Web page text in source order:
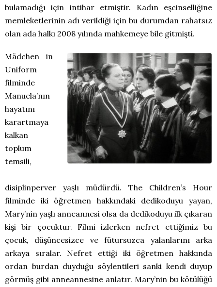
bulamadığı için intihar etmiştir. Kadın eşcinselliğine
memleketlerinin adı verildiği için bu durumdan rahatsız
olan ada halkı 2008 yılında mahkemeye bile gitmişti.
Mädchen in
Uniform
filminde
Manuela’nın
hayatını
karartmaya
kalkan
toplum
temsili,
disiplinperver yaşlı müdürdü. The Children’s Hour
filminde iki öğretmen hakkındaki dedikoduyu yayan,
Mary’nin yaşlı anneannesi olsa da dedikoduyu ilk çıkaran
kişi bir çocuktur. Filmi izlerken nefret ettiğimiz bu
çocuk, düşüncesizce ve fütursuzca yalanlarını arka
arkaya sıralar. Nefret ettiği iki öğretmen hakkında
ordan burdan duyduğu söylentileri sanki kendi duyup
görmüş gibi anneannesine anlatır. Mary’nin bu kötülüğü